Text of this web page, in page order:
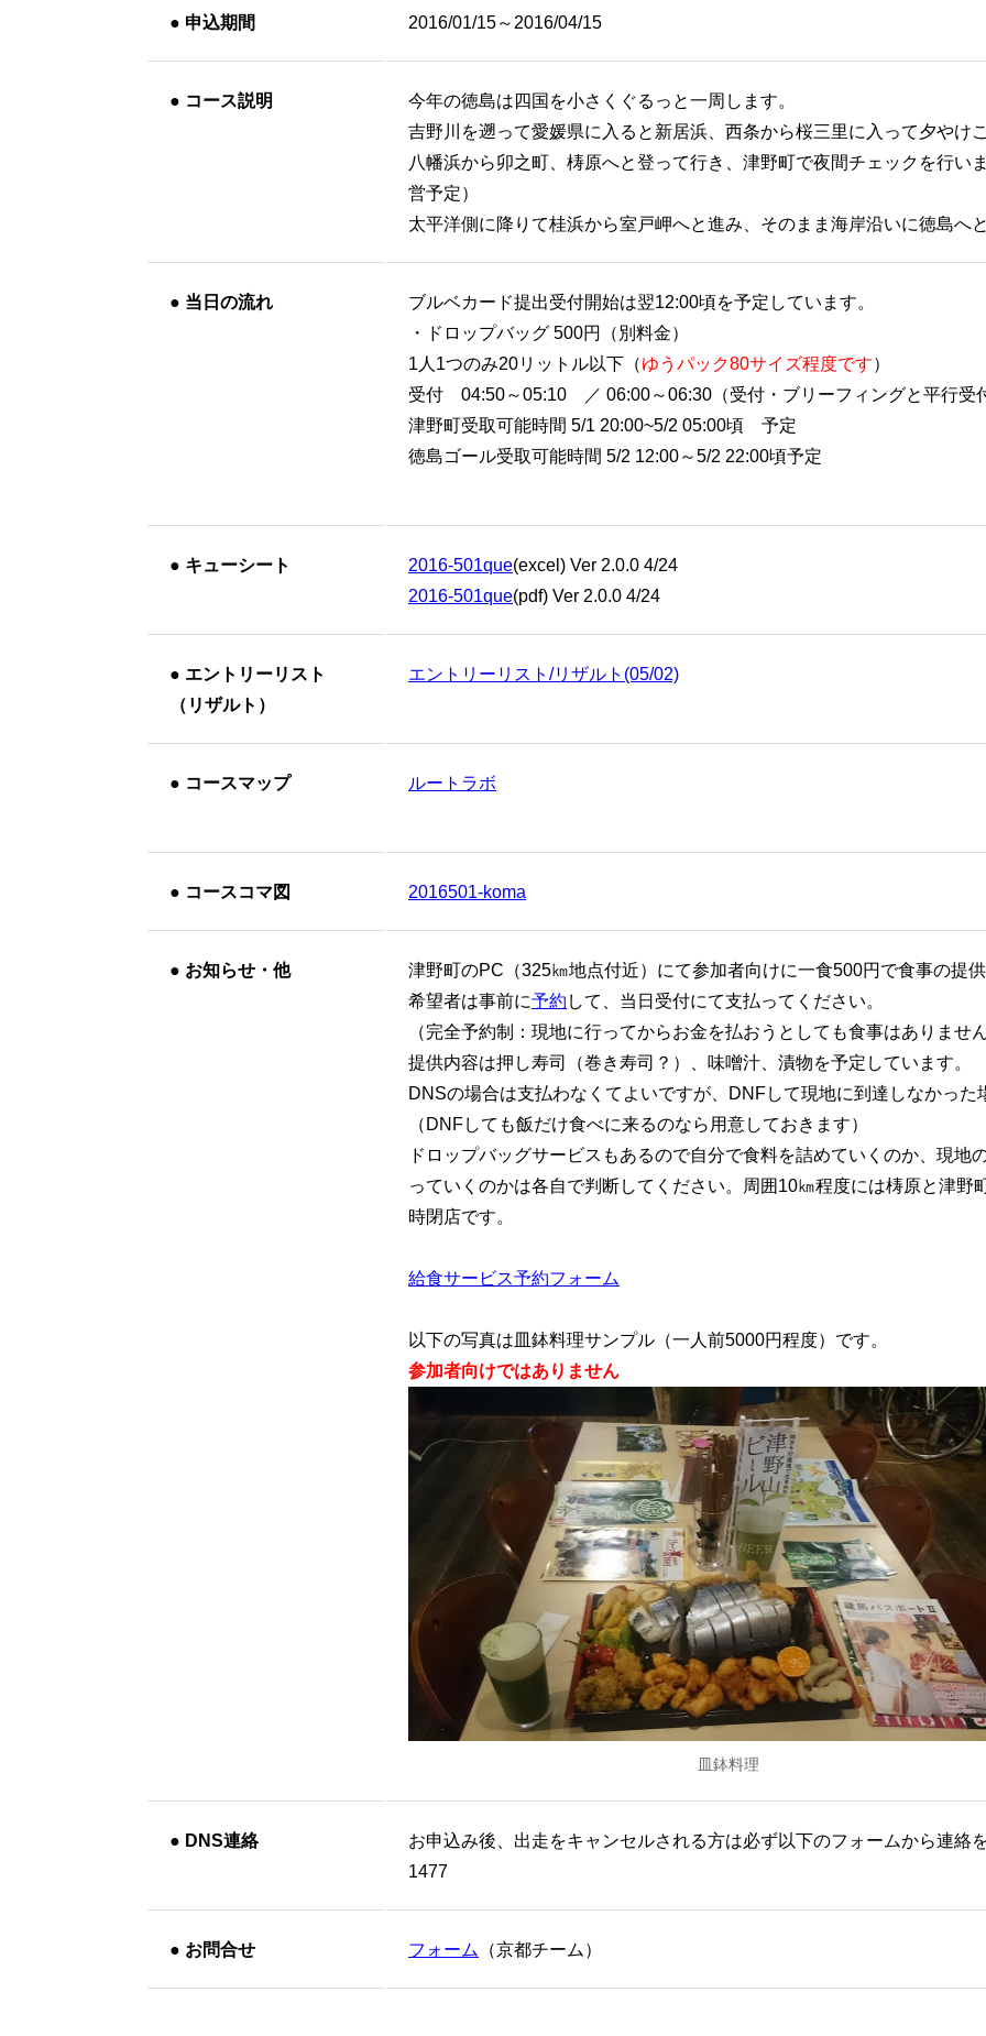
● 申込期間 2016/01/15～2016/04/15
● コース説明
今年の徳島は四国を小さくぐるっと一周します。
吉野川を遡って愛媛県に入ると新居浜、西条から桜三里に入って夕やけ
八幡浜から卯之町、梼原へと登って行き、津野町で夜間チェックを行い
営予定）
太平洋側に降りて桂浜から室戸岬へと進み、そのまま海岸沿いに徳島へ
● 当日の流れ
ブルベカード提出受付開始は翌12:00頃を予定しています。
・ドロップバッグ 500円（別料金）
1人1つのみ20リットル以下（ゆうパック80サイズ程度です）
受付 04:50～05:10 ／ 06:00～06:30（受付・ブリーフィングと平行受
津野町受取可能時間 5/1 20:00~5/2 05:00頃 予定
徳島ゴール受取可能時間 5/2 12:00～5/2 22:00頃予定
● キューシート 2016-501que(excel) Ver 2.0.0 4/24
2016-501que(pdf) Ver 2.0.0 4/24
● エントリーリスト
（リザルト）
エントリーリスト/リザルト(05/02)
● コースマップ ルートラボ
● コースコマ図 2016501-koma
● お知らせ・他
津野町のPC（325㎞地点付近）にて参加者向けに一食500円で食事の提
希望者は事前に予約 して、当日受付にて支払ってください。
（完全予約制：現地に行ってからお金を払おうとしても食事はありません
提供内容は押し寿司（巻き寿司？）、味噌汁、漬物を予定しています。
DNSの場合は支払わなくてよいですが、DNFして現地に到達しなかった
（DNFしても飯だけ食べに来るのなら用意しておきます）
ドロップバッグサービスもあるので自分で食料を詰めていくのか、現地
っていくのかは各自で判断してください。周囲10㎞程度には梼原と津野
時閉店です。
給食サービス予約フォーム
以下の写真は皿鉢料理サンプル（一人前5000円程度）です。
参加者向けではありません
皿鉢料理
● DNS連絡
お申込み後、出走をキャンセルされる方は必ず以下のフォームから連絡
1477
● お問合せ フォーム （京都チーム）